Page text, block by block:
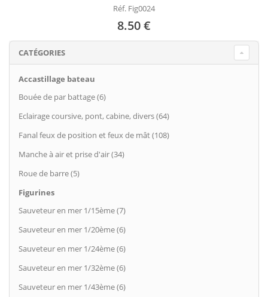
Réf. Fig0024
8.50 €
CATÉGORIES
Accastillage bateau
Bouée de par battage (6)
Eclairage coursive, pont, cabine, divers (64)
Fanal feux de position et feux de mât (108)
Manche à air et prise d'air (34)
Roue de barre (5)
Figurines
Sauveteur en mer 1/15ème (7)
Sauveteur en mer 1/20ème (6)
Sauveteur en mer 1/24ème (6)
Sauveteur en mer 1/32ème (6)
Sauveteur en mer 1/43ème (6)